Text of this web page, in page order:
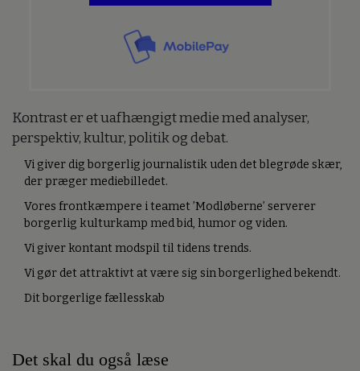
Kontrast er et uafhængigt medie med analyser,
perspektiv, kultur, politik og debat.
Vi giver dig borgerlig journalistik uden det blegrøde skær,
der præger mediebilledet.
Vores frontkæmpere i teamet ’Modløberne’ serverer
borgerlig kulturkamp med bid, humor og viden.
Vi giver kontant modspil til tidens trends.
Vi gør det attraktivt at være sig sin borgerlighed bekendt.
Dit borgerlige fællesskab
Det skal du også læse